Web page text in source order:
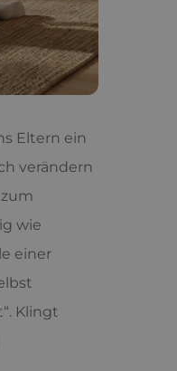
Eltern ein
verändern
wie
einer
Klingt